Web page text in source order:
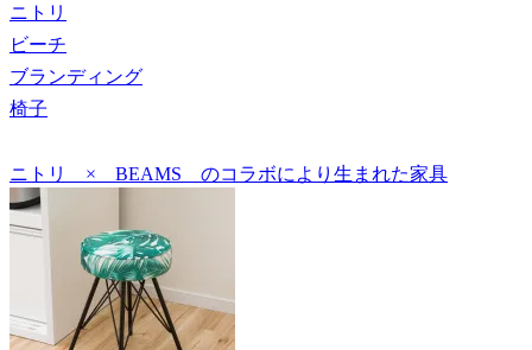
ニトリ
ビーチ
ブランディング
椅子
ニトリ × BEAMS のコラボにより生まれた家具